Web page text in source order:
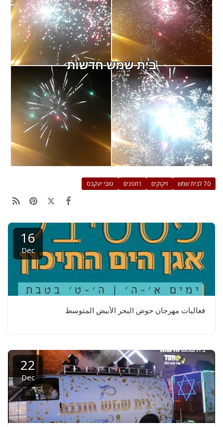
70 לבית שמש זיקוקים רחפנים טובי יעקבס
16
Dec
فعاليات مهرجان حوض البحر الأبيض المتوسط
22
Dec